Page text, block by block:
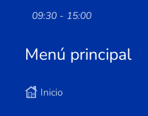
09:30 - 15:00
Menú principal
Inicio